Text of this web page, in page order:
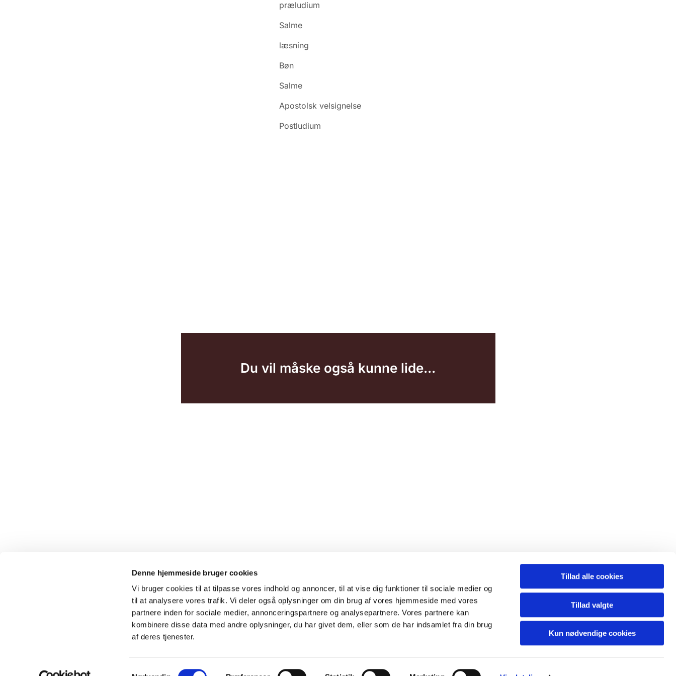
Denne hjemmeside bruger cookies
Vi bruger cookies til at tilpasse vores indhold og annoncer, til at vise dig funktioner til sociale medier og
til at analysere vores trafik. Vi deler også oplysninger om din brug af vores hjemmeside med vores
partnere inden for sociale medier, annonceringspartnere og analysepartnere. Vores partnere kan
kombinere disse data med andre oplysninger, du har givet dem, eller som de har indsamlet fra din brug
af deres tjenester.
Samtykkevalg
Tillad alle cookies
Tillad valgte
Kun nødvendige cookies
præludium
Salme
læsning
Bøn
Salme
Apostolsk velsignelse
Postludium
Du vil måske også kunne lide...
Privatlivspolitik Log på ChurchDesk